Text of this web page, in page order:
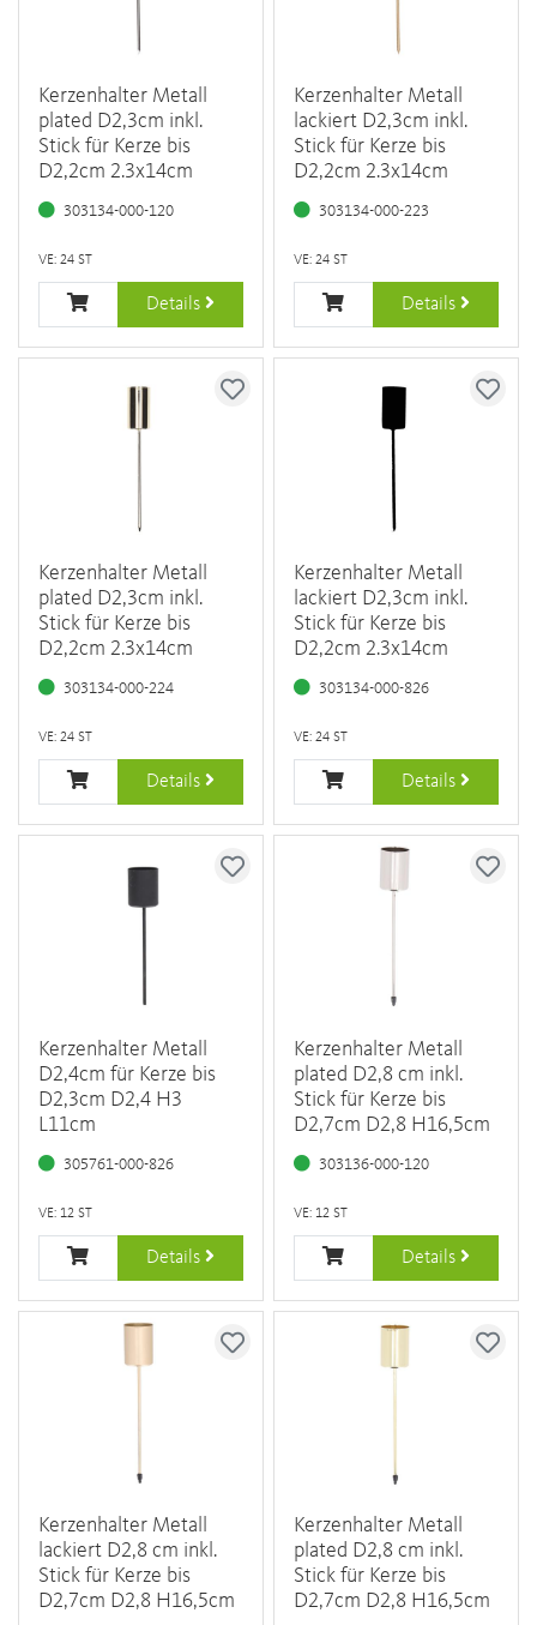
Kerzenhalter Metall
plated D2,3cm inkl.
Stick für Kerze bis
D2,2cm 2.3x14cm
303134-000-120
VE: 24 ST
Details
Kerzenhalter Metall
lackiert D2,3cm inkl.
Stick für Kerze bis
D2,2cm 2.3x14cm
303134-000-223
VE: 24 ST
Details
Kerzenhalter Metall
plated D2,3cm inkl.
Stick für Kerze bis
D2,2cm 2.3x14cm
303134-000-224
VE: 24 ST
Details
Kerzenhalter Metall
lackiert D2,3cm inkl.
Stick für Kerze bis
D2,2cm 2.3x14cm
303134-000-826
VE: 24 ST
Details
Kerzenhalter Metall
D2,4cm für Kerze bis
D2,3cm D2,4 H3
L11cm
305761-000-826
VE: 12 ST
Details
Kerzenhalter Metall
plated D2,8 cm inkl.
Stick für Kerze bis
D2,7cm D2,8 H16,5cm
303136-000-120
VE: 12 ST
Details
Kerzenhalter Metall
lackiert D2,8 cm inkl.
Stick für Kerze bis
D2,7cm D2,8 H16,5cm
Kerzenhalter Metall
plated D2,8 cm inkl.
Stick für Kerze bis
D2,7cm D2,8 H16,5cm